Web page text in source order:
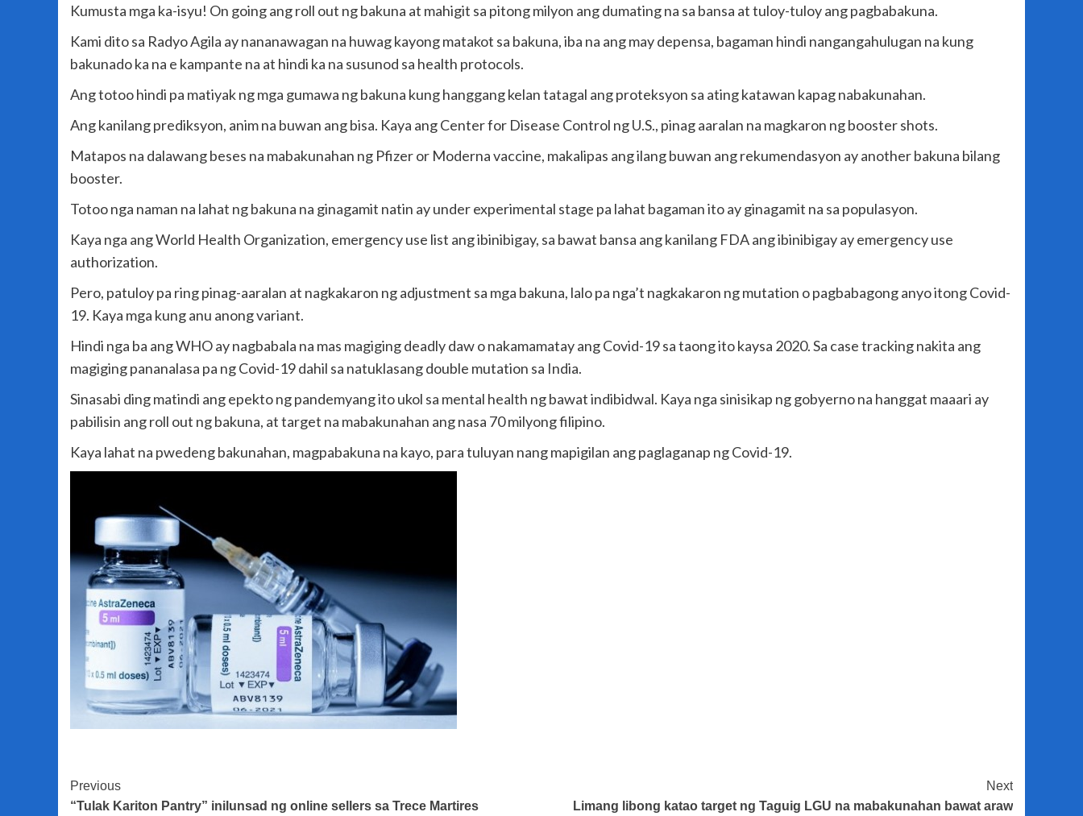
Kumusta mga ka-isyu! On going ang roll out ng bakuna at mahigit sa pitong milyon ang dumating na sa bansa at tuloy-tuloy ang pagbabakuna.
Kami dito sa Radyo Agila ay nananawagan na huwag kayong matakot sa bakuna, iba na ang may depensa, bagaman hindi nangangahulugan na kung
bakunado ka na e kampante na at hindi ka na susunod sa health protocols.
Ang totoo hindi pa matiyak ng mga gumawa ng bakuna kung hanggang kelan tatagal ang proteksyon sa ating katawan kapag nabakunahan.
Ang kanilang prediksyon, anim na buwan ang bisa. Kaya ang Center for Disease Control ng U.S., pinag aaralan na magkaron ng booster shots.
Matapos na dalawang beses na mabakunahan ng Pfizer or Moderna vaccine, makalipas ang ilang buwan ang rekumendasyon ay another bakuna bilang
booster.
Totoo nga naman na lahat ng bakuna na ginagamit natin ay under experimental stage pa lahat bagaman ito ay ginagamit na sa populasyon.
Kaya nga ang World Health Organization, emergency use list ang ibinibigay, sa bawat bansa ang kanilang FDA ang ibinibigay ay emergency use
authorization.
Pero, patuloy pa ring pinag-aaralan at nagkakaron ng adjustment sa mga bakuna, lalo pa nga’t nagkakaron ng mutation o pagbabagong anyo itong Covid-
19. Kaya mga kung anu anong variant.
Hindi nga ba ang WHO ay nagbabala na mas magiging deadly daw o nakamamatay ang Covid-19 sa taong ito kaysa 2020. Sa case tracking nakita ang
magiging pananalasa pa ng Covid-19 dahil sa natuklasang double mutation sa India.
Sinasabi ding matindi ang epekto ng pandemyang ito ukol sa mental health ng bawat indibidwal. Kaya nga sinisikap ng gobyerno na hanggat maaari ay
pabilisin ang roll out ng bakuna, at target na mabakunahan ang nasa 70 milyong filipino.
Kaya lahat na pwedeng bakunahan, magpabakuna na kayo, para tuluyan nang mapigilan ang paglaganap ng Covid-19.
Post
Previous
“Tulak Kariton Pantry” inilunsad ng online sellers sa Trece Martires
Next
Limang libong katao target ng Taguig LGU na mabakunahan bawat araw